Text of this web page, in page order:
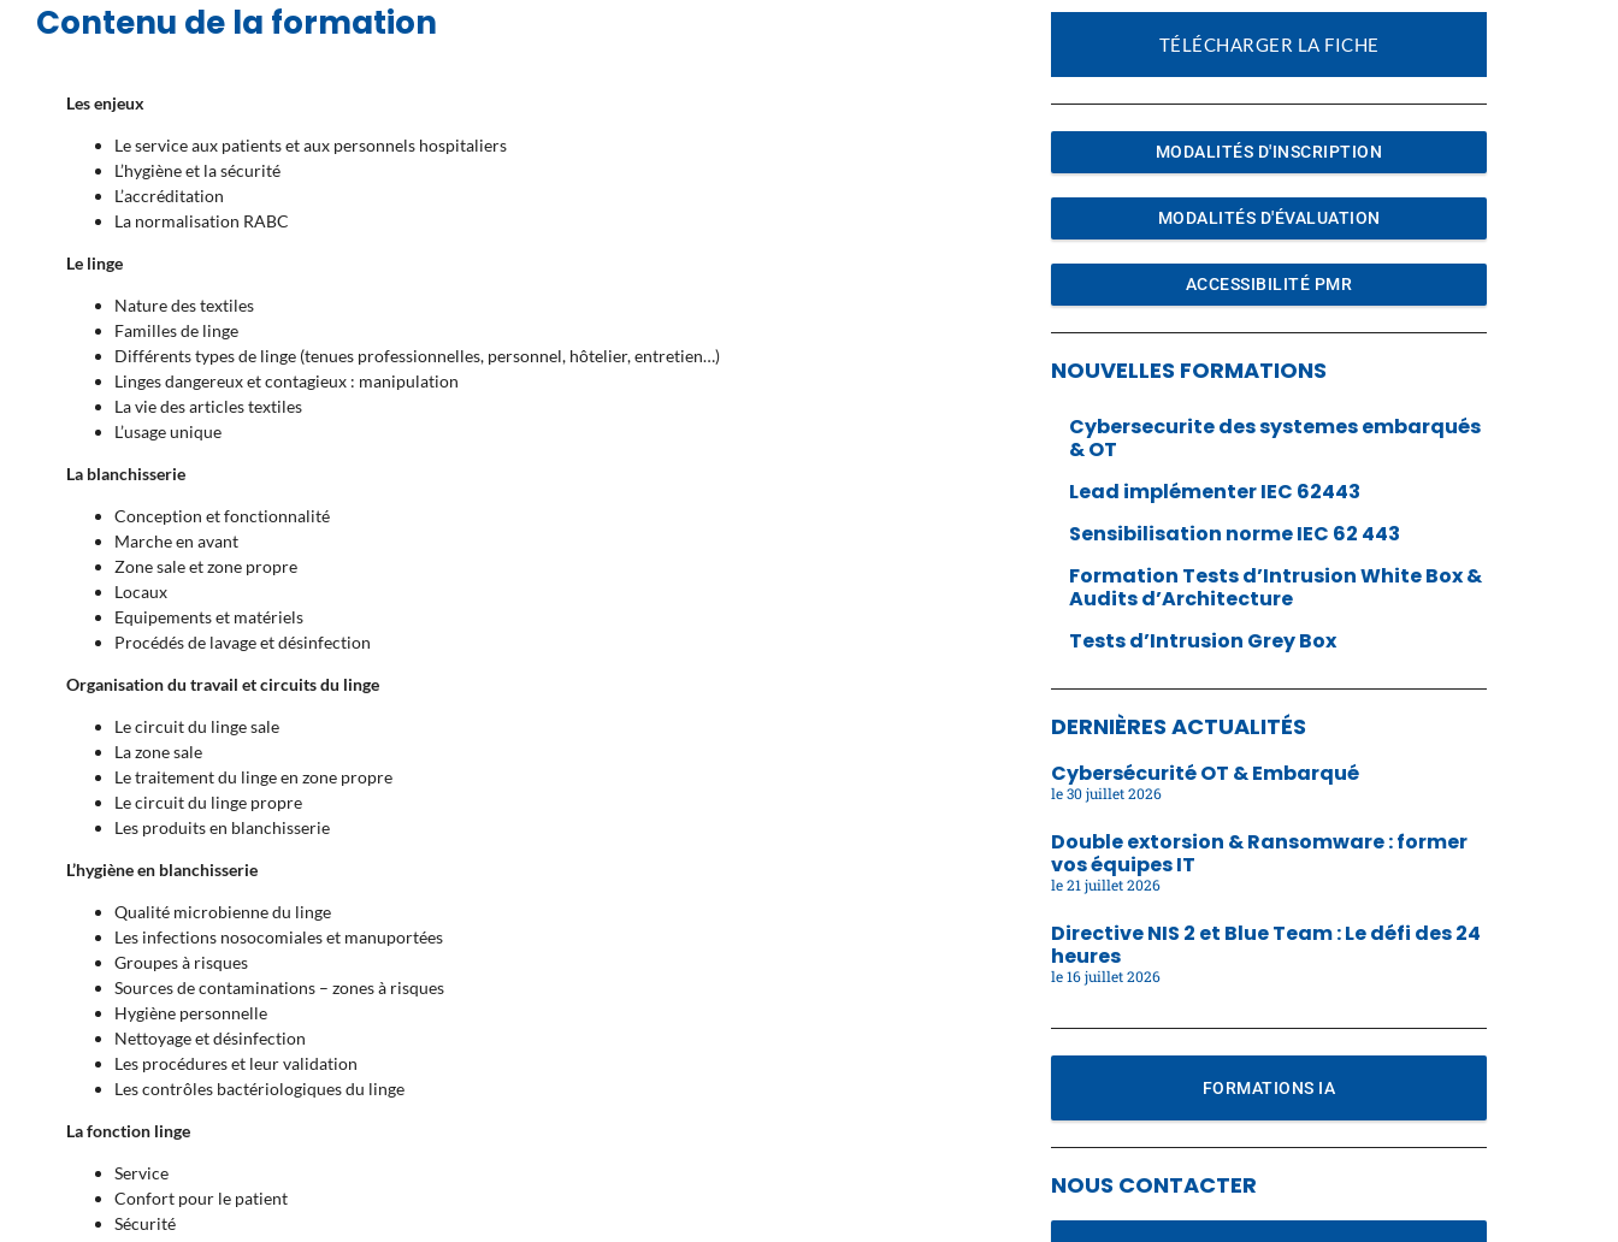
Contenu de la formation
Les enjeux
Le service aux patients et aux personnels hospitaliers
L’hygiène et la sécurité
L’accréditation
La normalisation RABC
Le linge
Nature des textiles
Familles de linge
Différents types de linge (tenues professionnelles, personnel, hôtelier, entretien…)
Linges dangereux et contagieux : manipulation
La vie des articles textiles
L’usage unique
La blanchisserie
Conception et fonctionnalité
Marche en avant
Zone sale et zone propre
Locaux
Equipements et matériels
Procédés de lavage et désinfection
Organisation du travail et circuits du linge
Le circuit du linge sale
La zone sale
Le traitement du linge en zone propre
Le circuit du linge propre
Les produits en blanchisserie
L’hygiène en blanchisserie
Qualité microbienne du linge
Les infections nosocomiales et manuportées
Groupes à risques
Sources de contaminations – zones à risques
Hygiène personnelle
Nettoyage et désinfection
Les procédures et leur validation
Les contrôles bactériologiques du linge
La fonction linge
Service
Confort pour le patient
Sécurité
TÉLÉCHARGER LA FICHE
MODALITÉS D'INSCRIPTION
MODALITÉS D'ÉVALUATION
ACCESSIBILITÉ PMR
NOUVELLES FORMATIONS
Cybersecurite des systemes embarqués
& OT
Lead implémenter IEC 62443
Sensibilisation norme IEC 62 443
Formation Tests d’Intrusion White Box &
Audits d’Architecture
Tests d’Intrusion Grey Box
DERNIÈRES ACTUALITÉS
Cybersécurité OT & Embarqué
30 juillet 2026
Double extorsion & Ransomware : former
vos équipes IT
21 juillet 2026
Directive NIS 2 et Blue Team : Le défi des 24
heures
16 juillet 2026
FORMATIONS IA
NOUS CONTACTER